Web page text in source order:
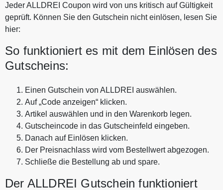
Jeder ALLDREI Coupon wird von uns kritisch auf Gültigkeit
geprüft. Können Sie den Gutschein nicht einlösen, lesen Sie
hier:
So funktioniert es mit dem Einlösen des
Gutscheins:
Einen Gutschein von ALLDREI auswählen.
Auf „Code anzeigen“ klicken.
Artikel auswählen und in den Warenkorb legen.
Gutscheincode in das Gutscheinfeld eingeben.
Danach auf Einlösen klicken.
Der Preisnachlass wird vom Bestellwert abgezogen.
Schließe die Bestellung ab und spare.
Der ALLDREI Gutschein funktioniert